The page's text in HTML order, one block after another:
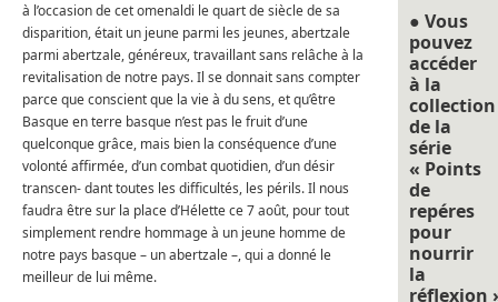
à l’occasion de cet omenaldi le quart de siècle de sa
disparition, était un jeune parmi les jeunes, abertzale
parmi abertzale, généreux, travaillant sans relâche à la
revitalisation de notre pays. Il se donnait sans compter
parce que conscient que la vie à du sens, et qu’être
Basque en terre basque n’est pas le fruit d’une
quelconque grâce, mais bien la conséquence d’une
volonté affirmée, d’un combat quotidien, d’un désir
transcen- dant toutes les difficultés, les périls. Il nous
faudra être sur la place d’Hélette ce 7 août, pour tout
simplement rendre hommage à un jeune homme de
notre pays basque – un abertzale –, qui a donné le
meilleur de lui même.
● Vous
pouvez
accéder
à la
collection
de la
série
« Points
de
repéres
pour
nourrir
la
réflexion